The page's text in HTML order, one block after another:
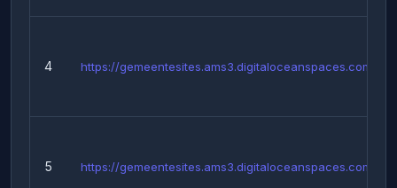
4 https://gemeentesites.ams3.digitaloceanspaces.com/...
5 https://gemeentesites.ams3.digitaloceanspaces.com/...